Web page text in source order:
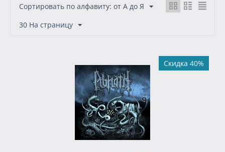
Сортировать по алфавиту: от А до Я
30 На страницу
Скидка 40%